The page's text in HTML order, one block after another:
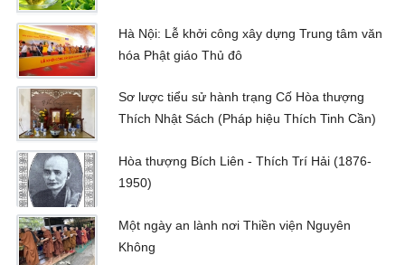
Hà Nội: Lễ khởi công xây dựng Trung tâm văn
hóa Phật giáo Thủ đô
Sơ lược tiểu sử hành trạng Cố Hòa thượng
Thích Nhật Sách (Pháp hiệu Thích Tinh Cần)
Hòa thượng Bích Liên - Thích Trí Hải (1876-
1950)
Một ngày an lành nơi Thiền viện Nguyên
Không